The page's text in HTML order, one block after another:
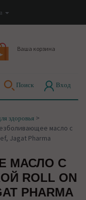
Ваша корзина
Поиск Вход
здоровья >
масло с
Jagat Pharma
МАСЛО С
ROLL ON
PHARMA